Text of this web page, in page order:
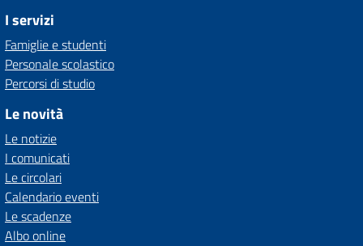
I servizi
Famiglie e studenti
Personale scolastico
Percorsi di studio
Le novità
Le notizie
I comunicati
Le circolari
Calendario eventi
Le scadenze
Albo online